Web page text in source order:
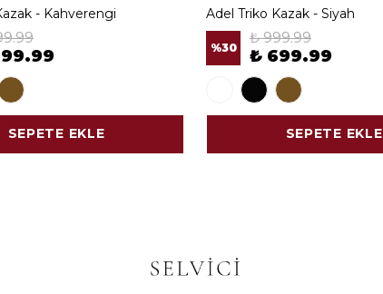
- Kahverengi
SEPETE EKLE
Adel Triko Kazak - Siyah
%30
₺ 999.99
₺ 699.99
SEPETE EKLE